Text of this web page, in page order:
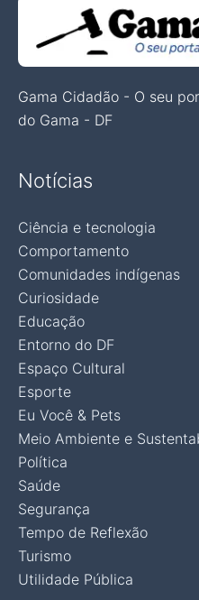
Gama Cidadão - O seu
do Gama - DF
Notícias
Ciência e tecnologia
Comportamento
Comunidades indígenas
Curiosidade
Educação
Entorno do DF
Espaço Cultural
Esporte
Eu Você & Pets
Meio Ambiente e
Política
Saúde
Segurança
Tempo de Reflexão
Turismo
Utilidade Pública